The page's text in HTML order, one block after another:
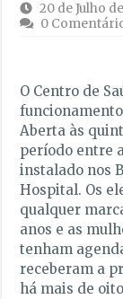
20 de Julho
0
O Centro de
Aberta às
período entre
instalado nos
Hospital. Os
qualquer
anos e as
tenham
receberam a
há mais de